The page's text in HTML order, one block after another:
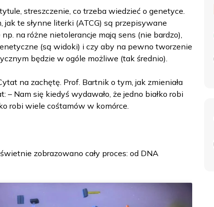
streszczenie, co trzeba wiedzieć o genetyce.
te słynne literki (ATCG) są przepisywane
na różne nietolerancje mają sens (nie bardzo),
(są widoki) i czy aby na pewno tworzenie
będzie w ogóle możliwe (tak średnio).
na zachętę. Prof. Bartnik o tym, jak zmieniała
Nam się kiedyś wydawało, że jedno białko robi
robi wiele cośtamów w komórce.
zobrazowano cały proces: od DNA